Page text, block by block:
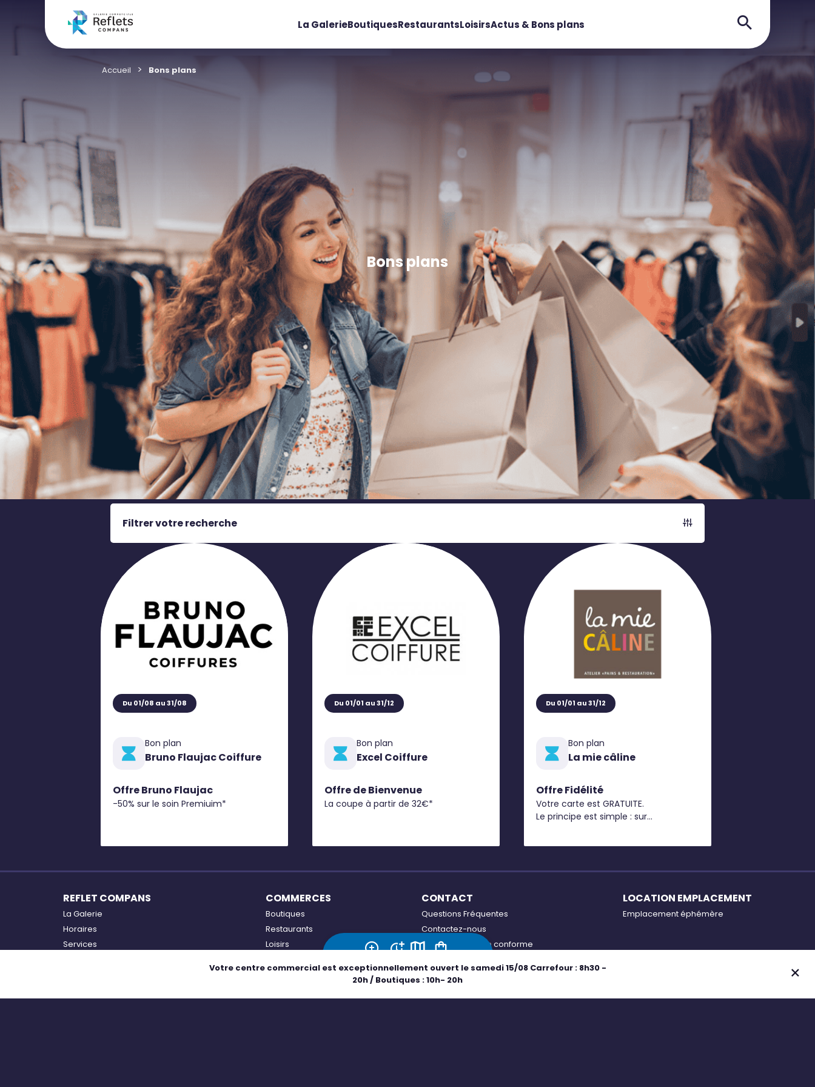
La GalerieBoutiquesRestaurantsLoisirsActus & Bons plans
AdresseHorairesPlanBoutiques
Votre centre commercial est exceptionnellement ouvert le samedi 15/08 Carrefour : 8h30 -
20h / Boutiques : 10h- 20h
Accueil Bons plans
Bons plans
Filtrer votre recherche
Du 01/08 au 31/08
Bon plan
Bruno Flaujac Coiffure
Offre Bruno Flaujac
-50% sur le soin Premiuim*
Du 01/01 au 31/12
Bon plan
Excel Coiffure
Offre de Bienvenue
La coupe à partir de 32€*
Du 01/01 au 31/12
Bon plan
La mie câline
Offre Fidélité
Votre carte est GRATUITE.
Le principe est simple : sur
remises*
REFLET COMPANS
La Galerie
Horaires
Services
COMMERCES
Boutiques
Restaurants
Loisirs
Offres d'emploi
CONTACT
Questions Fréquentes
Contactez-nous
Accessibilité : non conforme
LOCATION EMPLACEMENT
Emplacement éphémère